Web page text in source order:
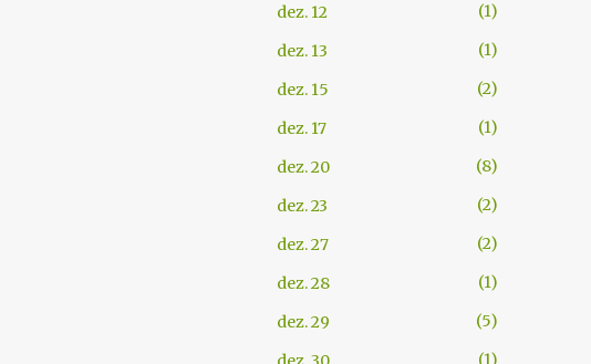
dez. 12
1
dez. 13
1
dez. 15
2
dez. 17
1
dez. 20
8
dez. 23
2
dez. 27
2
dez. 28
1
dez. 29
5
1